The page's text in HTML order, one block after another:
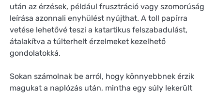
után az érzések, például frusztráció vagy szomorúság
leírása azonnali enyhülést nyújthat. A toll papírra
vetése lehetővé teszi a katartikus felszabadulást,
átalakítva a túlterhelt érzelmeket kezelhető
gondolatokká.
Sokan számolnak be arról, hogy könnyebbnek érzik
magukat a naplózás után, mintha egy súly lekerült